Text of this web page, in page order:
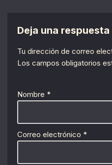
Deja una respuesta
Tu dirección de correo
Los campos obligatorios
Nombre *
Correo electrónico *